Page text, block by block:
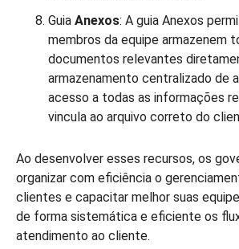
Guia Anexos: A guia Anexos
membros da equipe armazenem
documentos relevantes
armazenamento centralizado de
acesso a todas as informações
vincula ao arquivo correto do
Ao desenvolver esses recursos, os
organizar com eficiência o
clientes e capacitar melhor suas
de forma sistemática e eficiente os
atendimento ao cliente.